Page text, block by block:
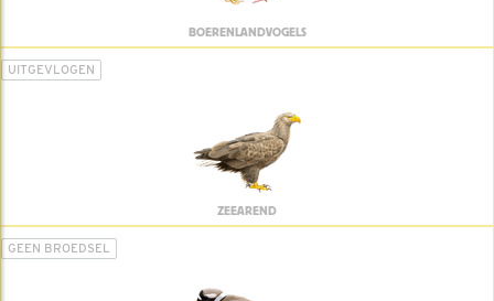
BOERENLANDVOGELS
UITGEVLOGEN
ZEEAREND
GEEN BROEDSEL